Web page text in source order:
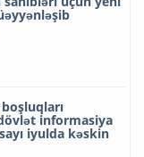
informasiya
iyulda kəskin